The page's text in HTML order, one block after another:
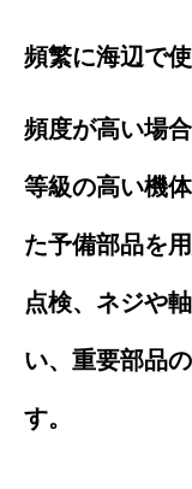
頻繁に海辺で
頻度が高い場
等級の高い機
た予備部品を
点検、ネジや
い、重要部品
す。